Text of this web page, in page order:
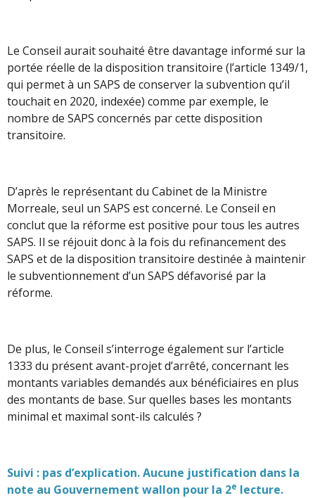
Le Conseil aurait souhaité être davantage informé sur la
portée réelle de la disposition transitoire (l’article 1349/1,
qui permet à un SAPS de conserver la subvention qu’il
touchait en 2020, indexée) comme par exemple, le
nombre de SAPS concernés par cette disposition
transitoire.
D’après le représentant du Cabinet de la Ministre
Morreale, seul un SAPS est concerné. Le Conseil en
conclut que la réforme est positive pour tous les autres
SAPS. Il se réjouit donc à la fois du refinancement des
SAPS et de la disposition transitoire destinée à maintenir
le subventionnement d’un SAPS défavorisé par la
réforme.
De plus, le Conseil s’interroge également sur l’article
1333 du présent avant-projet d’arrêté, concernant les
montants variables demandés aux bénéficiaires en plus
des montants de base. Sur quelles bases les montants
minimal et maximal sont-ils calculés ?
Suivi : pas d’explication. Aucune justification dans la
note au Gouvernement wallon pour la 2e lecture.